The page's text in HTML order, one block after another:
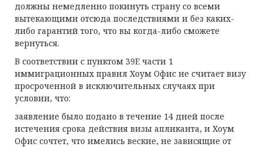
должны немедленно покинуть страну со всеми
вытекающими отсюда последствиями и без каких-
либо гарантий того, что вы когда-либо сможете
вернуться.
В соответствии с пунктом 39E части 1
иммиграционных правил Хоум Офис не считает визу
просроченной в исключительных случаях при
условии, что:
заявление было подано в течение 14 дней после
истечения срока действия визы апликанта, и Хоум
Офис сочтет, что имелись веские, не зависящие от